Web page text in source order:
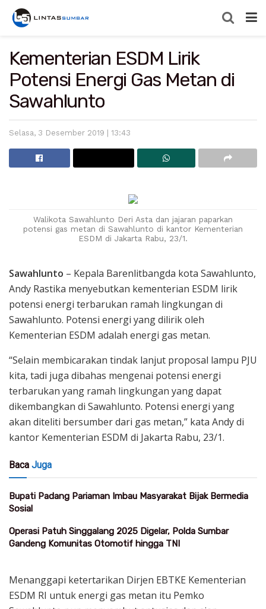
Kementerian ESDM Lirik
Potensi Energi Gas Metan di
Sawahlunto
Selasa, 3 Desember 2019 | 13:43
Walikota Sawahlunto Deri Asta dan jajaran paparkan
potensi gas metan di Sawahlunto di kantor Kementerian
ESDM di Jakarta Rabu, 23/1.
Sawahlunto – Kepala Barenlitbangda kota Sawahlunto,
Andy Rastika menyebutkan kementerian ESDM lirik
potensi energi terbarukan ramah lingkungan di
Sawahlunto. Potensi energi yang dilirik oleh
Kementerian ESDM adalah energi gas metan.
“Selain membicarakan tindak lanjut proposal lampu PJU
kita, tadi juga dibahas mengenai potensi energi
terbarukan yang ramah lingkungan yang dapat
dikembangkan di Sawahlunto. Potensi energi yang
akan diteliti bersumber dari gas metan,” kata Andy di
kantor Kementerian ESDM di Jakarta Rabu, 23/1.
Baca Juga
Bupati Padang Pariaman Imbau Masyarakat Bijak Bermedia
Sosial
Operasi Patuh Singgalang 2025 Digelar, Polda Sumbar
Gandeng Komunitas Otomotif hingga TNI
Menanggapi ketertarikan Dirjen EBTKE Kementerian
ESDM RI untuk energi gas metan itu Pemko